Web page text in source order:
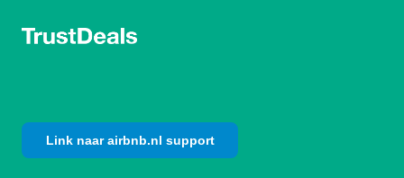
Link naar airbnb.nl support